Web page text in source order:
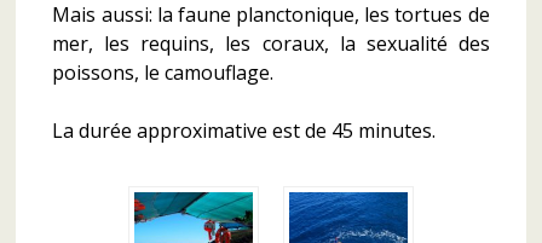
Mais aussi: la faune planctonique, les tortues de
mer, les requins, les coraux, la sexualité des
poissons, le camouflage.
La durée approximative est de 45 minutes.